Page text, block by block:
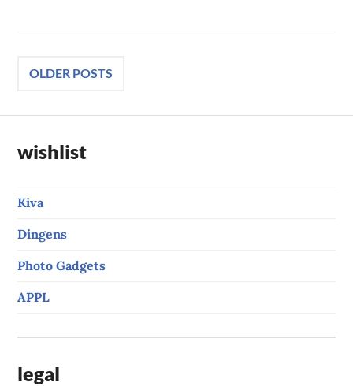
Posts
navigation
OLDER POSTS
wishlist
Kiva
Dingens
Photo Gadgets
APPL
legal